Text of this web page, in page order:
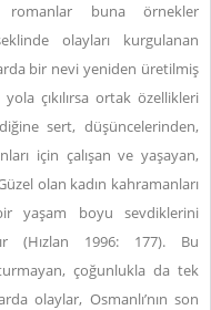
buna örnekler
olayları kurgulanan
bir nevi yeniden üretilmiş
çıkılırsa ortak özellikleri
sert, düşüncelerinden,
için çalışan ve yaşayan,
olan kadın kahramanları
yaşam boyu sevdiklerini
(Hızlan 1996: 177). Bu
çoğunlukla da tek
olaylar, Osmanlı’nın son